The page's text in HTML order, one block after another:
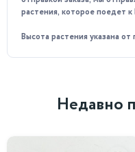
Польза
пользу. Оно очищает
воздух в вашем
Филодендрон
Полив должен быть
высокой влажности
растения, которое поедет к
Высота растения указана от
Недавно